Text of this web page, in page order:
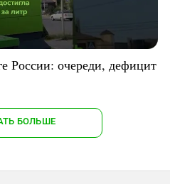
России: очереди, дефицит
БОЛЬШЕ